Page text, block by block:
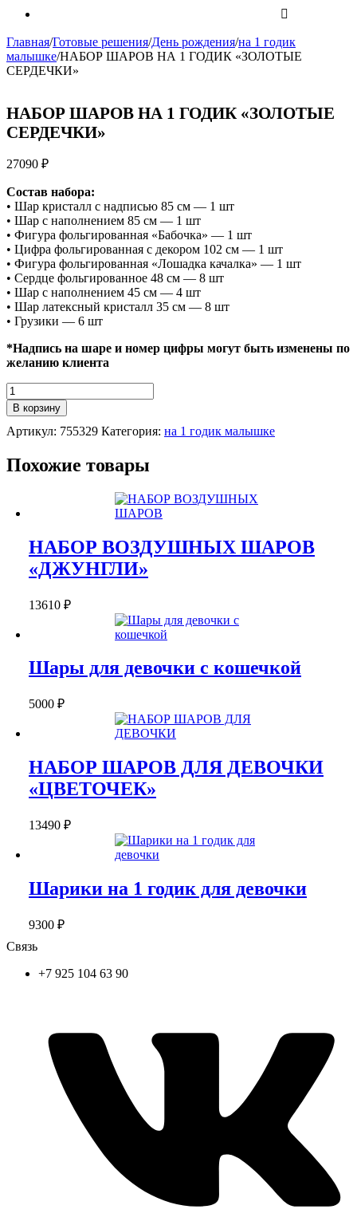
Главная/Готовые решения/День рождения/на 1 годик
малышке/НАБОР ШАРОВ НА 1 ГОДИК «ЗОЛОТЫЕ
СЕРДЕЧКИ»
НАБОР ШАРОВ НА 1 ГОДИК «ЗОЛОТЫЕ
СЕРДЕЧКИ»
27090 ₽
Состав набора:
• Шар кристалл с надписью 85 см — 1 шт
• Шар с наполнением 85 см — 1 шт
• Фигура фольгированная «Бабочка» — 1 шт
• Цифра фольгированная с декором 102 см — 1 шт
• Фигура фольгированная «Лошадка качалка» — 1 шт
• Сердце фольгированное 48 см — 8 шт
• Шар с наполнением 45 см — 4 шт
• Шар латексный кристалл 35 см — 8 шт
• Грузики — 6 шт
*Надпись на шаре и номер цифры могут быть изменены по
желанию клиента
Количество
НАБОР
ШАРОВ
НА
ГОДИК
"ЗОЛОТЫЕ
В корзину
Артикул: 755329 Категория: на 1 годик малышке
Похожие товары
НАБОР ВОЗДУШНЫХ ШАРОВ
«ДЖУНГЛИ»
13610 ₽
Шары для девочки с кошечкой
5000 ₽
НАБОР ШАРОВ ДЛЯ ДЕВОЧКИ
«ЦВЕТОЧЕК»
13490 ₽
Шарики на 1 годик для девочки
9300 ₽
Связь
+7 925 104 63 90